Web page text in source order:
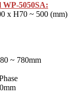
WP-5050SA:
x H70 ~ 500 (mm)
~ 780mm